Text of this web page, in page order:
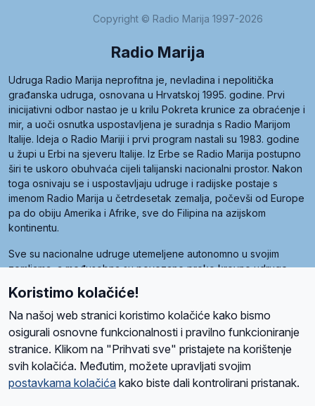
Copyright © Radio Marija 1997-2026
Radio Marija
Udruga Radio Marija neprofitna je, nevladina i nepolitička
građanska udruga, osnovana u Hrvatskoj 1995. godine. Prvi
inicijativni odbor nastao je u krilu Pokreta krunice za obraćenje i
mir, a uoči osnutka uspostavljena je suradnja s Radio Marijom
Italije. Ideja o Radio Mariji i prvi program nastali su 1983. godine
u župi u Erbi na sjeveru Italije. Iz Erbe se Radio Marija postupno
širi te uskoro obuhvaća cijeli talijanski nacionalni prostor. Nakon
toga osnivaju se i uspostavljaju udruge i radijske postaje s
imenom Radio Marija u četrdesetak zemalja, počevši od Europe
pa do obiju Amerika i Afrike, sve do Filipina na azijskom
kontinentu.
Sve su nacionalne udruge utemeljene autonomno u svojim
zemljama, a međusobna su povezane preko krovne udruge
Radio Maria). Svjetsku obitelj utemeljilo je sedam članica, među
kojima je i hrvatska Udruga Radio Marija.
O namaRadio ProgramVolonteriPrijateljiKontaktPravila privatnosti
Koristimo kolačiće!
Na našoj web stranici koristimo kolačiće kako bismo
osigurali osnovne funkcionalnosti i pravilno funkcioniranje
stranice. Klikom na "Prihvati sve" pristajete na korištenje
svih kolačića. Međutim, možete upravljati svojim
postavkama kolačića kako biste dali kontrolirani pristanak.